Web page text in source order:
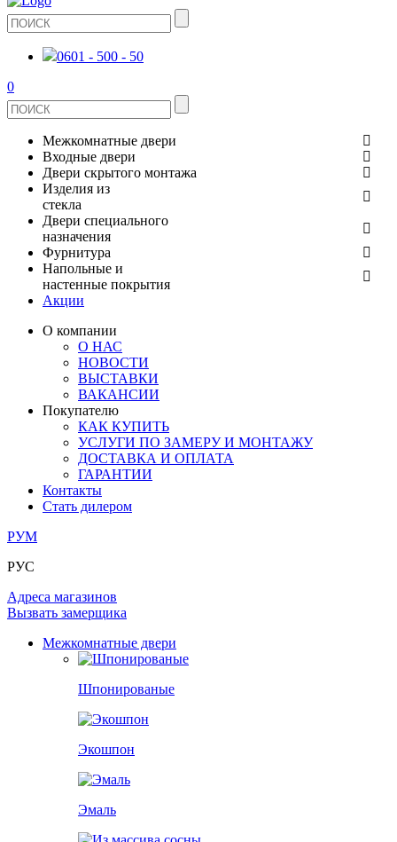
0601 - 500 - 50
0
Межкомнатные двери
ШПОНИРОВАНЫЕ
ЭКОШПОН
ИЗ МАССИВА СОСНЫ
РАСПРОДАЖА ОСТАТКОВ
ВСЕ ДВЕРИ
Входные двери
МЕТАЛЛИЧЕСКИЕ ДВЕРИ
В КВАРТИРУ
ДЛЯ ДОМА
Двери скрытого монтажа
СТЕКЛЯННЫЕ
ЗЕРКАЛЬНЫЕ
Изделия из
стекла
ДВЕРИ
ДУШЕВЫЕ КАБИНЫ И ПЕРЕГОРОДКИ
ОГРАЖДЕНИЯ И СТУПЕНИ
РАЗДВИЖНЫЕ ПЕРЕГОРОДКИ
Двери специального
назначения
ПРОТИВОПОЖАРНЫЕ
Фурнитура
ДВЕРНЫЕ РУЧКИ
КОМПЛЕКТУЮЩИЕ
ОГРАНИЧИТЕЛИ
ПЕТЛИ
РАЗДВИЖНАЯ СИСТЕМА
Напольные и
настенные покрытия
СТЕНОВЫЕ ПАНЕЛИ
Акции
О компании
О НАС
НОВОСТИ
ВЫСТАВКИ
ВАКАНСИИ
Покупателю
КАК КУПИТЬ
УСЛУГИ ПО ЗАМЕРУ И МОНТАЖУ
ДОСТАВКА И ОПЛАТА
ГАРАНТИИ
Контакты
Стать дилером
РУМ
РУС
Адреса магазинов
Вызвать замерщика
Межкомнатные двери
Шпонированые
Экошпон
Эмаль